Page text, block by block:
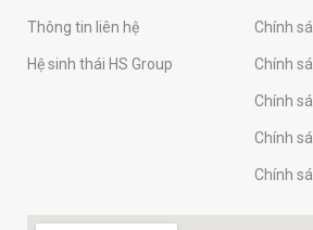
Thông tin liên hệ
Hệ sinh thái HS Group
Chính
Chính
Chính
Chính
Chính